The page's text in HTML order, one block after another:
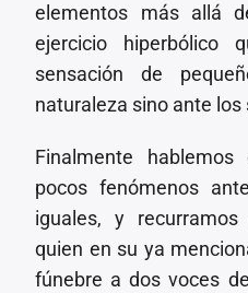
elementos más allá
ejercicio hiperbólico
sensación de
naturaleza sino ante
Finalmente
pocos fenómenos
iguales, y
quien en su ya
fúnebre a dos voces